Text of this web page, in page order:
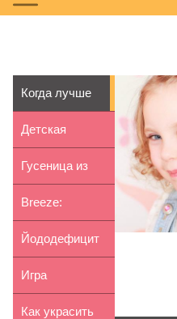
Когда лучше
проколоть уши
ребенку
Детская
комната для
юного худож...
Гусеница из
капроновых
колгот
Breeze:
стильная и
качественная...
Йододефицит
у детей:
симптомы и...
Игра
Майнкрафт:
Как украсить